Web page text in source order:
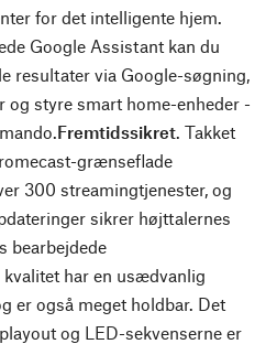
for det intelligente hjem.
Google Assistant kan du
resultater via Google-søgning,
og styre smart home-enheder -
Fremtidssikret . Takket
grænseflade
300 streamingtjenester, og
sikrer højttalernes
bearbejdede
har en usædvanlig
er også meget holdbar. Det
og LED-sekvenserne er